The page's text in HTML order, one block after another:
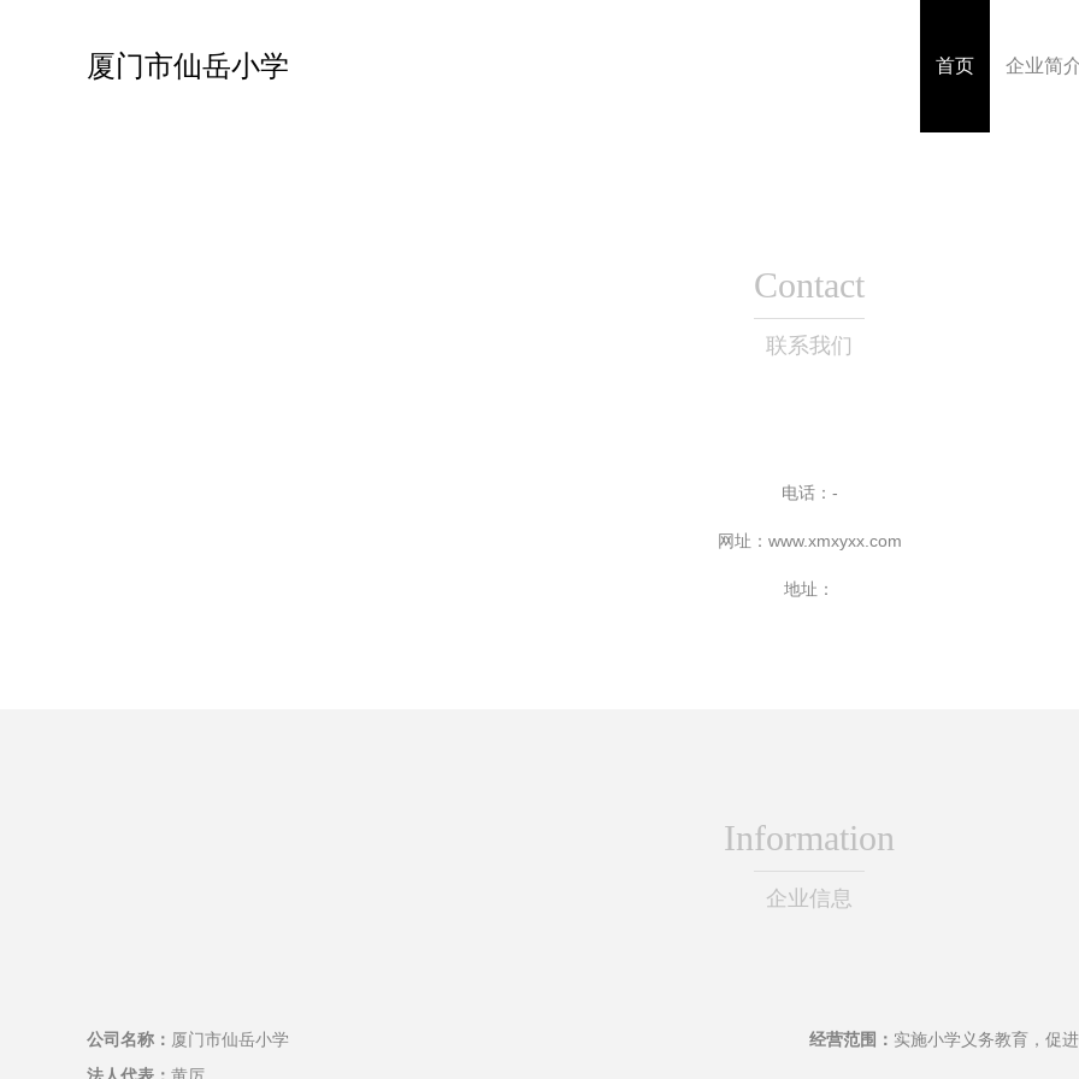
厦门市仙岳小学 首页 企业简
Contact
联系我们
电话：-
网址： www.xmxyxx.com
地址：
Information
企业信息
公司名称： 厦门市仙岳小学
经营范围： 实施小学义务教育，促